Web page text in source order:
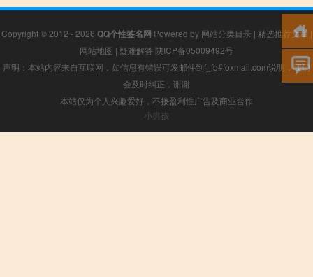
Copyright © 2012 - 2026 QQ个性签名网 Powered by 网站分类目录 | 精选推荐文章 |
网站地图 | 疑难解答 陕ICP备05009492号
声明：本站内容来自互联网，如信息有错误可发邮件到f_fb#foxmail.com说明，我们
会及时纠正，谢谢
本站仅为个人兴趣爱好，不接盈利性广告及商业合作
小男孩